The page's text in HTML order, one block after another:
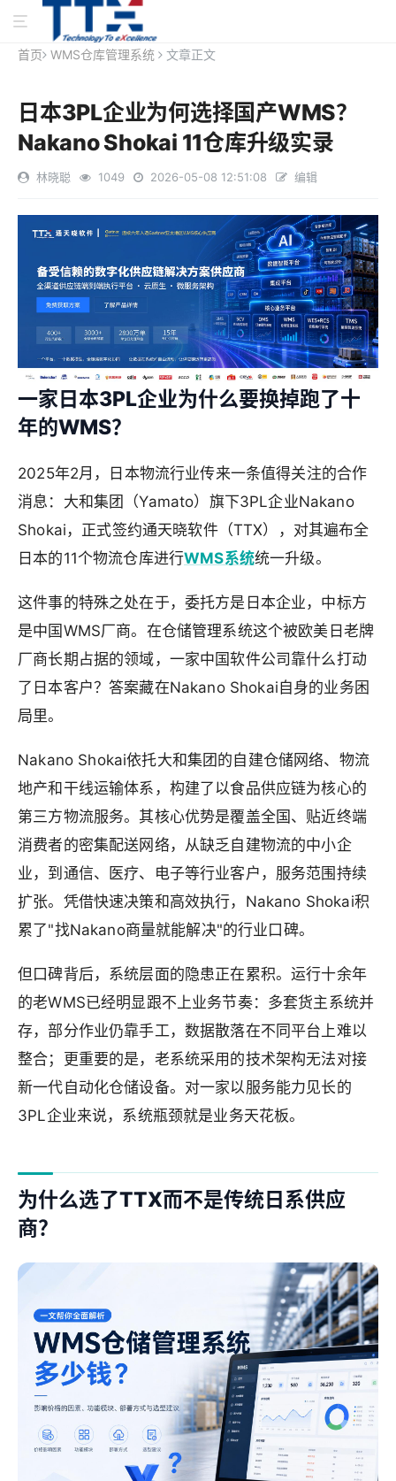
首页 WMS仓库管理系统 文章正文
日本3PL企业为何选择国产WMS？
Nakano Shokai 11仓库升级实录
林晓聪 1049 2026-05-08 12:51:08 编辑
一家日本3PL企业为什么要换掉跑了十
年的WMS？
2025年2月，日本物流行业传来一条值得关注的合作
消息：大和集团（Yamato）旗下3PL企业Nakano
Shokai，正式签约通天晓软件（TTX），对其遍布全
日本的11个物流仓库进行WMS系统统一升级。
这件事的特殊之处在于，委托方是日本企业，中标方
是中国WMS厂商。在仓储管理系统这个被欧美日老牌
厂商长期占据的领域，一家中国软件公司靠什么打动
了日本客户？答案藏在Nakano Shokai自身的业务困
局里。
Nakano Shokai依托大和集团的自建仓储网络、物流
地产和干线运输体系，构建了以食品供应链为核心的
第三方物流服务。其核心优势是覆盖全国、贴近终端
消费者的密集配送网络，从缺乏自建物流的中小企
业，到通信、医疗、电子等行业客户，服务范围持续
扩张。凭借快速决策和高效执行，Nakano Shokai积
累了"找Nakano商量就能解决"的行业口碑。
但口碑背后，系统层面的隐患正在累积。运行十余年
的老WMS已经明显跟不上业务节奏：多套货主系统并
存，部分作业仍靠手工，数据散落在不同平台上难以
整合；更重要的是，老系统采用的技术架构无法对接
新一代自动化仓储设备。对一家以服务能力见长的
3PL企业来说，系统瓶颈就是业务天花板。
为什么选了TTX而不是传统日系供应
商？